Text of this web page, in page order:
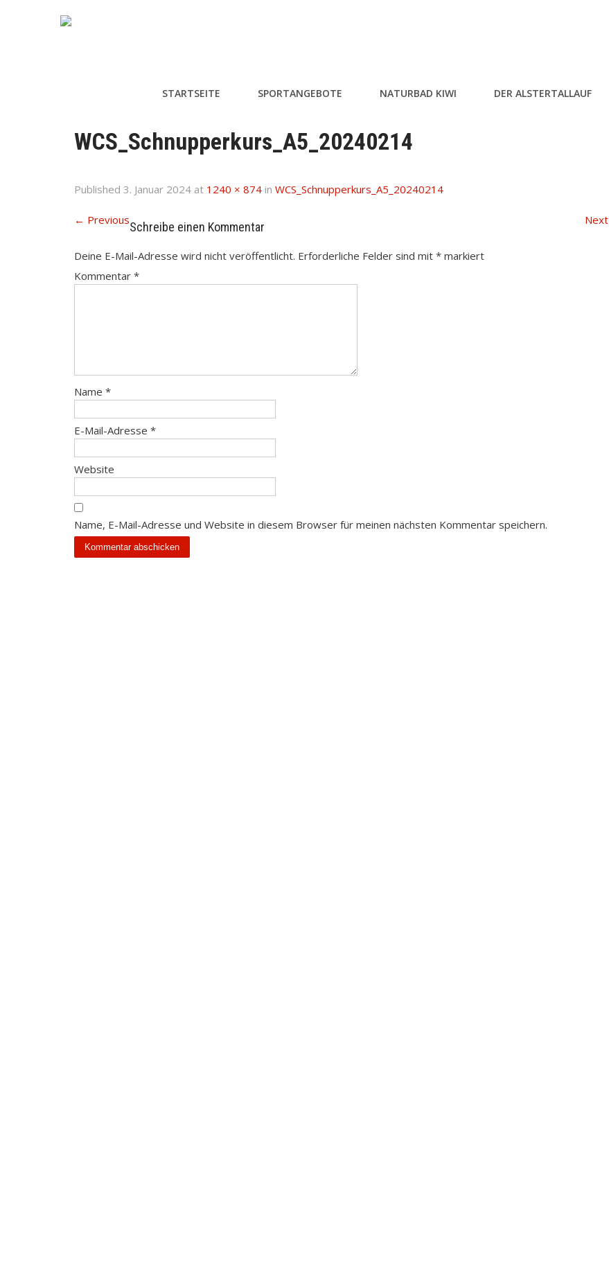
STARTSEITE SPORTANGEBOTE NATURBAD KIWI DER ALSTERTALLAUF
WCS_Schnupperkurs_A5_20240214
Published 3. Januar 2024 at 1240 × 874 in WCS_Schnupperkurs_A5_20240214
← Previous Next
Schreibe einen Kommentar
Deine E-Mail-Adresse wird nicht veröffentlicht. Erforderliche Felder sind mit * markiert
Kommentar *
Name *
E-Mail-Adresse *
Website
Name, E-Mail-Adresse und Website in diesem Browser für meinen nächsten Kommentar speichern.